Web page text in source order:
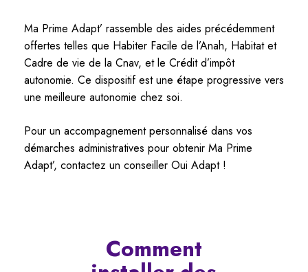
Ma Prime Adapt’ rassemble des aides précédemment
offertes telles que Habiter Facile de l’Anah, Habitat et
Cadre de vie de la Cnav, et le Crédit d’impôt
autonomie. Ce dispositif est une étape progressive vers
une meilleure autonomie chez soi.
Pour un accompagnement personnalisé dans vos
démarches administratives pour obtenir Ma Prime
Adapt’, contactez un conseiller Oui Adapt !
Comment